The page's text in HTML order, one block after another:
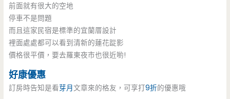
前面就有很大的空地
停車不是問題
而且這家民宿是標準的宜蘭厝設計
裡面處處都可以看到清新的蓮花踨影
價格很平價，要去羅東夜市也很近喲!
好康優惠
訂房時告知是看芽月文章來的格友，可享打9折的優惠哦